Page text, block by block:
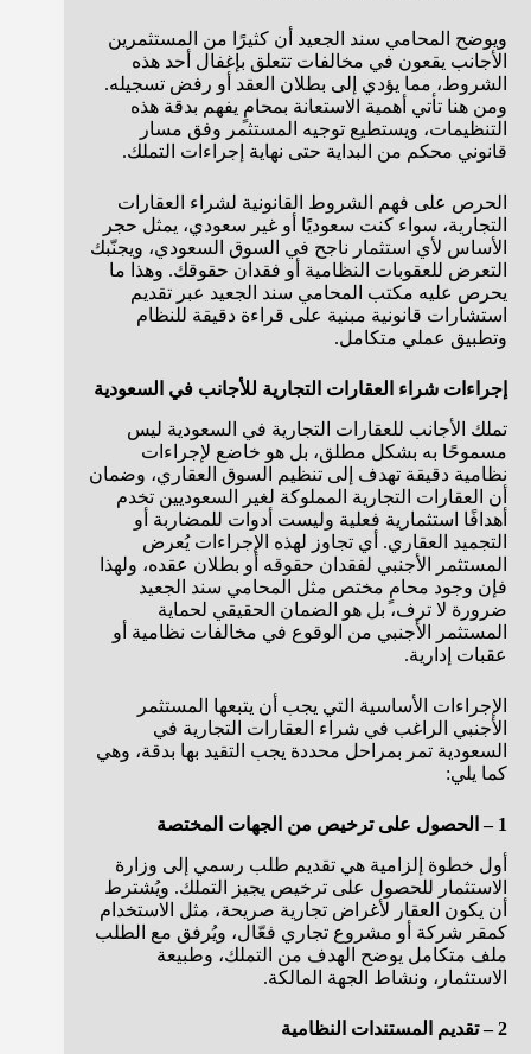
ويوضح المحامي سند الجعيد أن كثيرًا من المستثمرين
الأجانب يقعون في مخالفات تتعلق بإغفال أحد هذه
الشروط، مما يؤدي إلى بطلان العقد أو رفض تسجيله.
ومن هنا تأتي أهمية الاستعانة بمحامٍ يفهم بدقة هذه
التنظيمات، ويستطيع توجيه المستثمر وفق مسار
قانوني محكم من البداية حتى نهاية إجراءات التملك.
الحرص على فهم الشروط القانونية لشراء العقارات
التجارية، سواء كنت سعوديًا أو غير سعودي، يمثل حجر
الأساس لأي استثمار ناجح في السوق السعودي، ويجنّبك
التعرض للعقوبات النظامية أو فقدان حقوقك. وهذا ما
يحرص عليه مكتب المحامي سند الجعيد عبر تقديم
استشارات قانونية مبنية على قراءة دقيقة للنظام
وتطبيق عملي متكامل.
إجراءات شراء العقارات التجارية للأجانب في السعودية
تملك الأجانب للعقارات التجارية في السعودية ليس
مسموحًا به بشكل مطلق، بل هو خاضع لإجراءات
نظامية دقيقة تهدف إلى تنظيم السوق العقاري، وضمان
أن العقارات التجارية المملوكة لغير السعوديين تخدم
أهدافًا استثمارية فعلية وليست أدوات للمضاربة أو
التجميد العقاري. أي تجاوز لهذه الإجراءات يُعرض
المستثمر الأجنبي لفقدان حقوقه أو بطلان عقده، ولهذا
فإن وجود محامٍ مختص مثل المحامي سند الجعيد
ضرورة لا ترف، بل هو الضمان الحقيقي لحماية
المستثمر الأجنبي من الوقوع في مخالفات نظامية أو
عقبات إدارية.
الإجراءات الأساسية التي يجب أن يتبعها المستثمر
الأجنبي الراغب في شراء العقارات التجارية في
السعودية تمر بمراحل محددة يجب التقيد بها بدقة، وهي
كما يلي:
1 – الحصول على ترخيص من الجهات المختصة
أول خطوة إلزامية هي تقديم طلب رسمي إلى وزارة
الاستثمار للحصول على ترخيص يجيز التملك. ويُشترط
أن يكون العقار لأغراض تجارية صريحة، مثل الاستخدام
كمقر شركة أو مشروع تجاري فعّال، ويُرفق مع الطلب
ملف متكامل يوضح الهدف من التملك، وطبيعة
الاستثمار، ونشاط الجهة المالكة.
2 – تقديم المستندات النظامية